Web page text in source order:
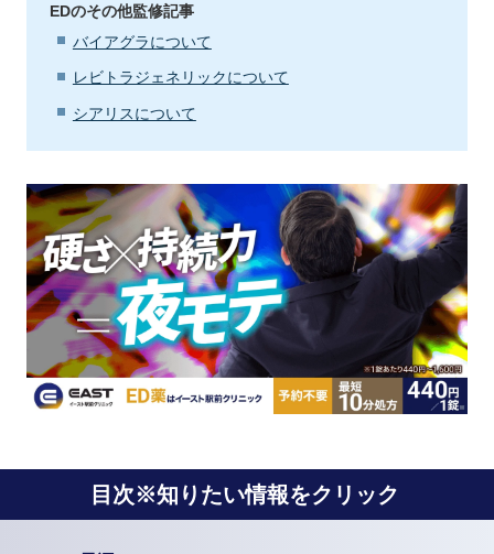
EDのその他監修記事
バイアグラについて
レビトラジェネリックについて
シアリスについて
目次※知りたい情報をクリック